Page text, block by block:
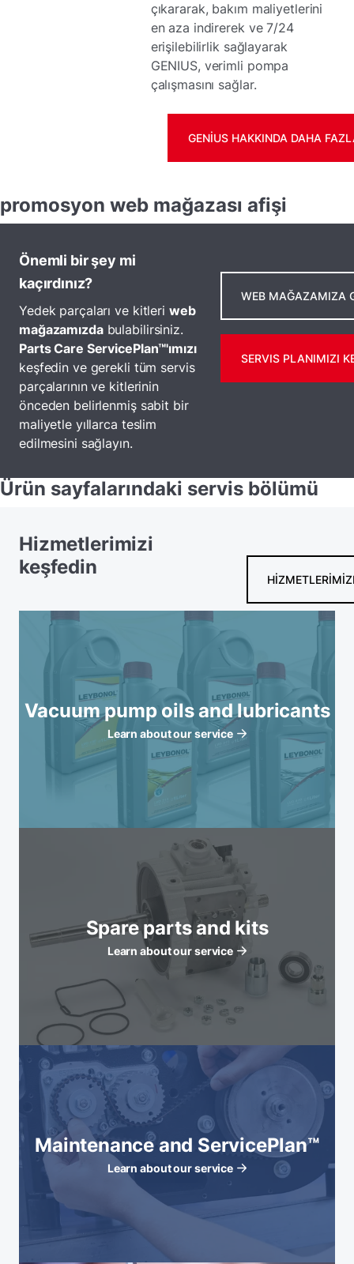
çıkararak, bakım maliyetlerini
en aza indirerek ve 7/24
erişilebilirlik sağlayarak
GENIUS, verimli pompa
çalışmasını sağlar.
GENIUS HAKKINDA DAHA
promosyon web mağazası afişi
Önemli bir şey mi
kaçırdınız?
Yedek parçaları ve kitleri web
mağazamızdabulabilirsiniz.
Parts Care ServicePlan™'ımızı
keşfedin ve gerekli tüm servis
parçalarının ve kitlerinin
önceden belirlenmiş sabit bir
maliyetle yıllarca teslim
edilmesini sağlayın.
WEB MAĞAZAMIZA
SERVIS PLANIMIZI
Ürün sayfalarındaki servis bölümü
Hizmetlerimizi
keşfedin
Vacuum pump oils and lubricants
Learn about our service
Spare parts and kits
Learn about our service
Maintenance and ServicePlan™
Learn about our service